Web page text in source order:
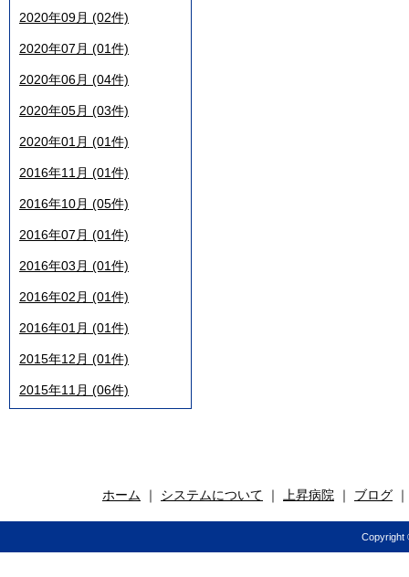
2020年09月 (02件)
2020年07月 (01件)
2020年06月 (04件)
2020年05月 (03件)
2020年01月 (01件)
2016年11月 (01件)
2016年10月 (05件)
2016年07月 (01件)
2016年03月 (01件)
2016年02月 (01件)
2016年01月 (01件)
2015年12月 (01件)
2015年11月 (06件)
ホーム ｜ システムについて ｜ 上昇病院 ｜ ブログ
Copyright